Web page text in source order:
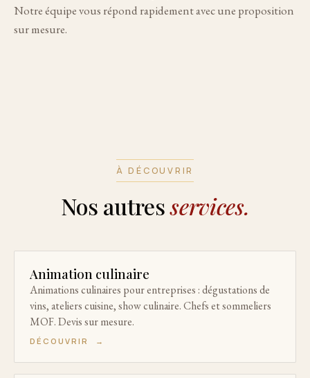
Notre équipe vous répond rapidement avec une proposition
sur mesure.
À DÉCOUVRIR
Nos autresservices.
Animation culinaire
Animations culinaires pour entreprises : dégustations de
vins, ateliers cuisine, show culinaire. Chefs et sommeliers
MOF. Devis sur mesure.
DÉCOUVRIR →